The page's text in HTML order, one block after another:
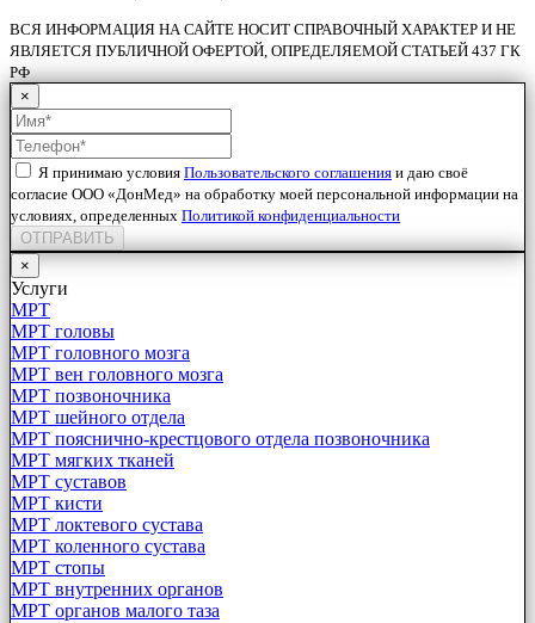
ВСЯ ИНФОРМАЦИЯ НА САЙТЕ НОСИТ СПРАВОЧНЫЙ ХАРАКТЕР И НЕ
ЯВЛЯЕТСЯ ПУБЛИЧНОЙ ОФЕРТОЙ, ОПРЕДЕЛЯЕМОЙ СТАТЬЕЙ 437 ГК
РФ
×
Я принимаю условия Пользовательского соглашения и даю своё
согласие ООО «ДонМед» на обработку моей персональной информации на
условиях, определенных Политикой конфиденциальности
ОТПРАВИТЬ
×
Услуги
МРТ
МРТ головы
МРТ головного мозга
МРТ вен головного мозга
МРТ позвоночника
МРТ шейного отдела
МРТ пояснично-крестцового отдела позвоночника
МРТ мягких тканей
МРТ суставов
МРТ кисти
МРТ локтевого сустава
МРТ коленного сустава
МРТ стопы
МРТ внутренних органов
МРТ органов малого таза